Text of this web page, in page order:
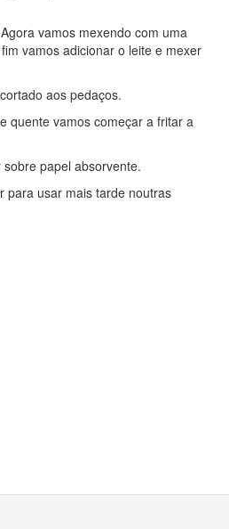
vamos mexendo com uma
vamos adicionar o leite e mexer
aos pedaços.
quente vamos começar a fritar a
papel absorvente.
para usar mais tarde noutras